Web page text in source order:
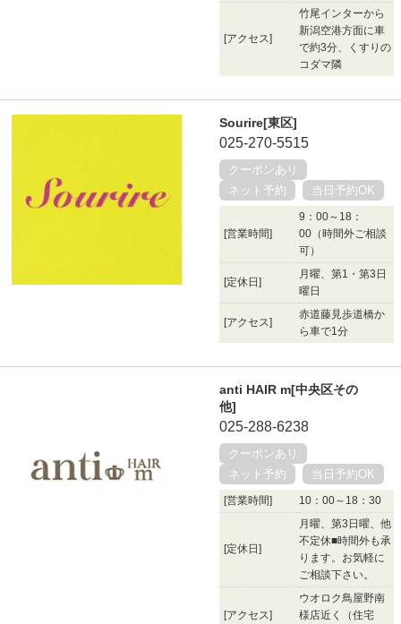
[アクセス]
竹尾インターから
新潟空港方面に車
で約3分、くすりの
コダマ隣
Sourire[東区]
025-270-5515
クーポンあり
ネット予約
当日予約OK
[営業時間]
9：00～18：
00（時間外ご相談
可）
[定休日]
月曜、第1・第3日
曜日
[アクセス]
赤道藤見歩道橋か
ら車で1分
anti HAIR m[中央区その
他]
025-288-6238
クーポンあり
ネット予約
当日予約OK
[営業時間] 10：00～18：30
[定休日]
月曜、第3日曜、他
不定休■時間外も承
ります。お気軽に
ご相談下さい。
[アクセス]
ウオロク鳥屋野南
様店近く（住宅